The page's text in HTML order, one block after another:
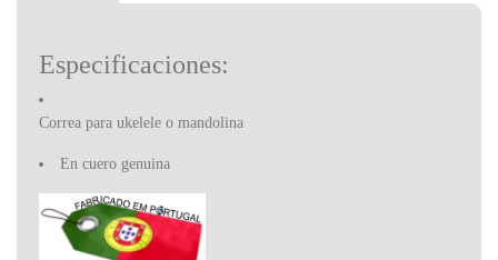
Especificaciones:
Correa para ukelele o mandolina
En cuero genuina